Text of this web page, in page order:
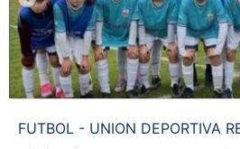
FUTBOL - UNION DEPORTIVA